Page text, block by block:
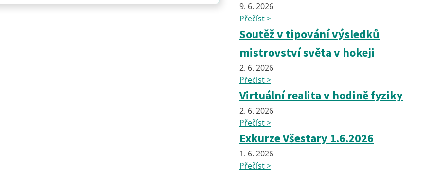
9. 6. 2026
Přečíst >
Soutěž v tipování výsledků
mistrovství světa v hokeji
2. 6. 2026
Přečíst >
Virtuální realita v hodině fyziky
2. 6. 2026
Přečíst >
Exkurze Všestary 1.6.2026
1. 6. 2026
Přečíst >